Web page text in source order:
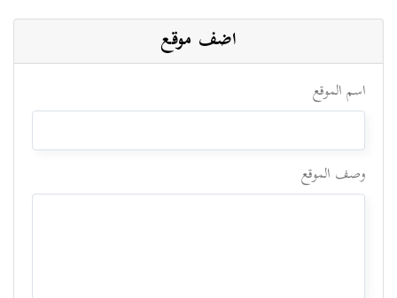
اضف موقع
اسم الموقع
وصف الموقع